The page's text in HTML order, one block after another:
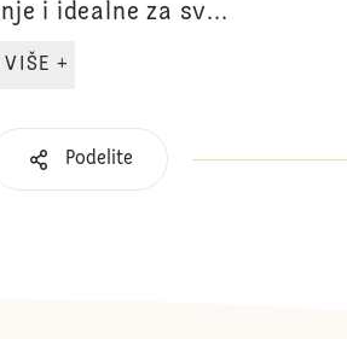
i idealne za sv...
SAZNAJTE VIŠE +
Podelite